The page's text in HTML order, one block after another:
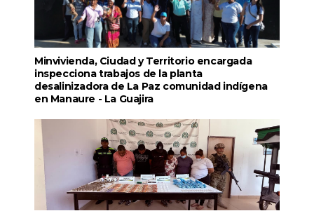
Minvivienda, Ciudad y Territorio encargada
inspecciona trabajos de la planta
desalinizadora de La Paz comunidad indígena
en Manaure - La Guajira